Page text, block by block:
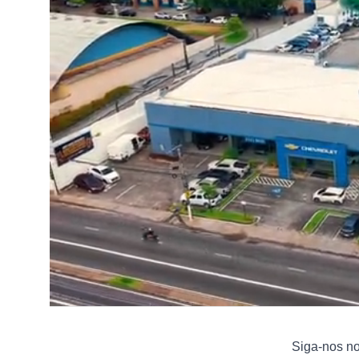
Siga-nos